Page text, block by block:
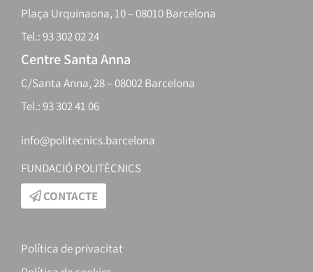
Plaça Urquinaona, 10 – 08010 Barcelona
Tel.: 93 302 02 24
Centre Santa Anna
C/Santa Anna, 28 – 08002 Barcelona
Tel.: 93 302 41 06
info@politecnics.barcelona
FUNDACIÓ POLITÈCNICS
CONTACTE
Política de privacitat